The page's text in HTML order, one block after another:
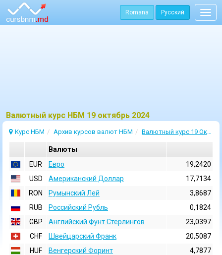
Romana Русский
Bалютный курс НБМ 19 октябрь 2024
Курс НБМ Архив курсов валют НБМ Валютный курс 19 Октябрь 2024
Валюты
EUR
Евро
19,2420
USD
Aмериканский Доллар
17,7134
RON
Румынский Лей
3,8687
RUB
Российский Рубль
0,1824
GBP
Английский Фунт Стерлингов
23,0397
CHF
Швейцарский Франк
20,5087
HUF
Венгерский Форинт
4,7877